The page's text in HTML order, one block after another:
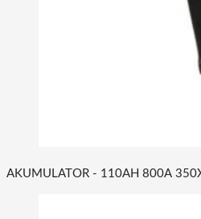
AKUMULATOR - 110AH 800A